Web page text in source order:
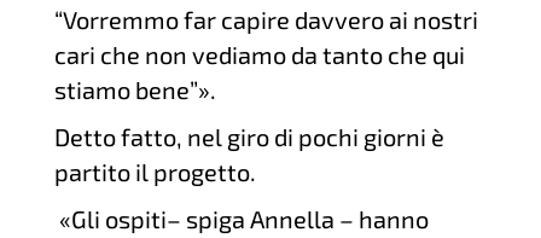
“Vorremmo far capire davvero ai nostri
cari che non vediamo da tanto che qui
stiamo bene”».
Detto fatto, nel giro di pochi giorni è
partito il progetto.
«Gli ospiti– spiga Annella – hanno